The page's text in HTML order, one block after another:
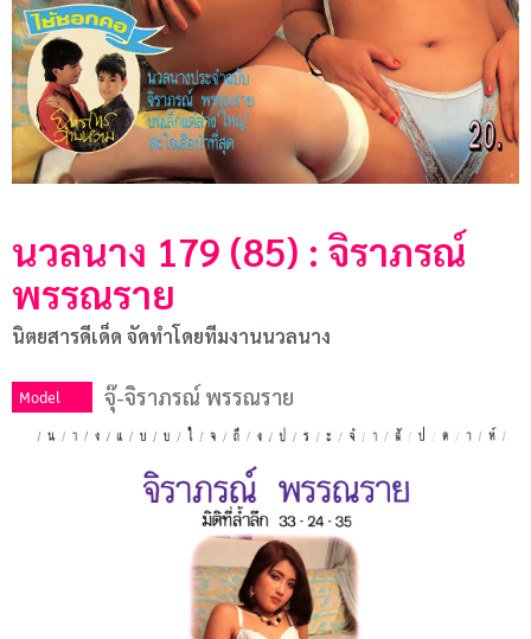
นวลนาง 179 (85) : จิราภรณ์
พรรณราย
นิตยสารดีเด็ด จัดทําโดยทีมงานนวลนาง
Model จุ๊-จิราภรณ์ พรรณราย